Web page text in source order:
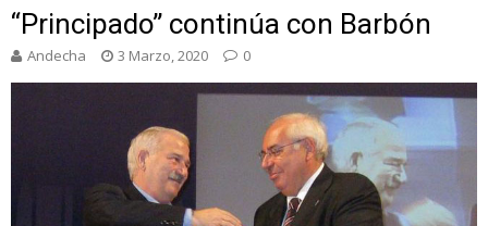
“Principado” continúa con Barbón
Andecha 3 Marzo, 2020 0